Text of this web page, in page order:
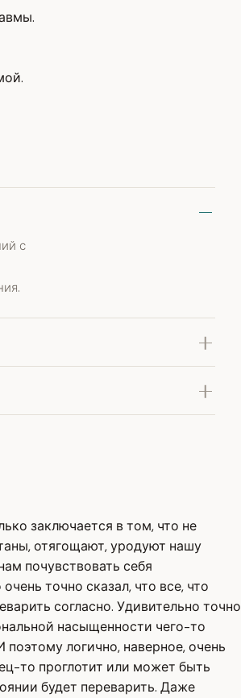
с
заключается в том, что не
отягощают, уродуют нашу
почувствовать себя
точно сказал, что все, что
согласно. Удивительно точно
насыщенности чего-то
логично, наверное, очень
то проглотит или может быть
будет переварить. Даже